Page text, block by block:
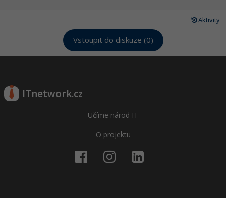
Aktivity
Vstoupit do diskuze (0)
ITnetwork.cz
Učíme národ IT
O projektu